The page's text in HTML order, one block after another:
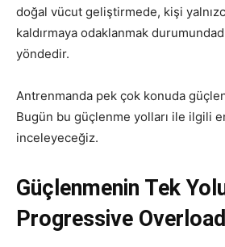
doğal vücut geliştirmede, kişi
kaldırmaya odaklanmak
yöndedir.
Antrenmanda pek çok konuda
Bugün bu güçlenme yolları ile ilgili
inceleyeceğiz.
Güçlenmenin Tek
Progressive Overload